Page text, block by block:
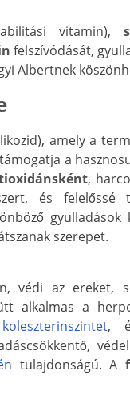
vitamin),
felszívódását,
Albertnek
amely a
a
,
és felelőssé
gyulladások
szerepet.
védi az ereket,
alkalmas a
koleszterinszintet,
tulajdonságú. A